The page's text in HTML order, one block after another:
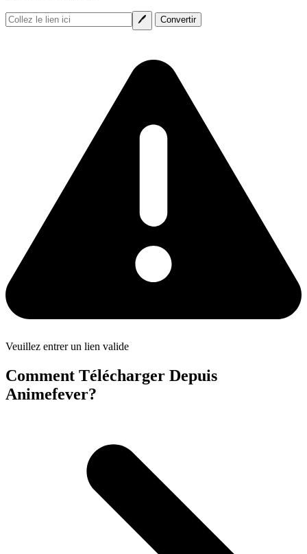
Veuillez entrer un lien valide
Comment Télécharger Depuis
Animefever?